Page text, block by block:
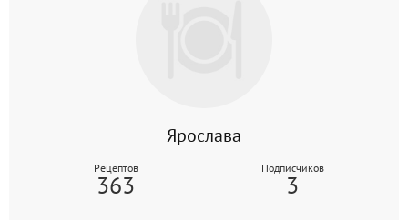
Ярослава
Рецептов
363
Подписчиков
3